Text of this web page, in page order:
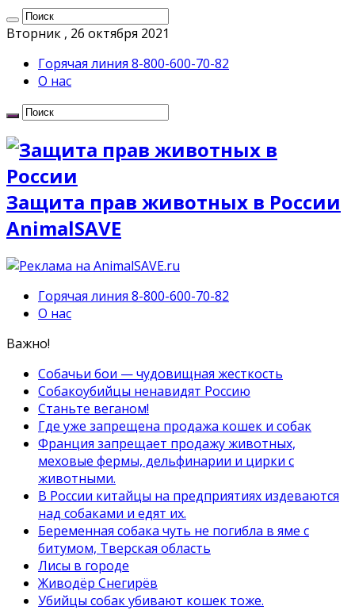
Вторник , 26 октября 2021
Горячая линия 8-800-600-70-82
О нас
Защита прав животных в России
AnimalSAVE
Горячая линия 8-800-600-70-82
О нас
Важно!
Собачьи бои — чудовищная жесткость
Собакоубийцы ненавидят Россию
Станьте веганом!
Где уже запрещена продажа кошек и собак
Франция запрещает продажу животных,
меховые фермы, дельфинарии и цирки с
животными.
В России китайцы на предприятиях издеваются
над собаками и едят их.
Беременная собака чуть не погибла в яме с
битумом, Тверская область
Лисы в городе
Живодёр Снегирёв
Убийцы собак убивают кошек тоже.